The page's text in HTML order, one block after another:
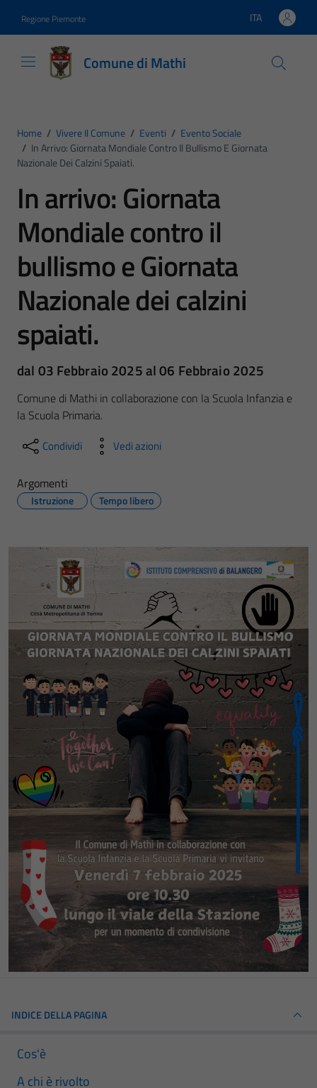
Regione Piemonte Lingua attiva:
ITA
Comune di Mathi
Home / Vivere Il Comune / Eventi / Evento Sociale
/ In Arrivo: Giornata Mondiale Contro Il Bullismo E Giornata
Nazionale Dei Calzini Spaiati.
In arrivo: Giornata
Mondiale contro il
bullismo e Giornata
Nazionale dei calzini
spaiati.
dal 03 Febbraio 2025 al 06 Febbraio 2025
Comune di Mathi in collaborazione con la Scuola Infanzia e
la Scuola Primaria.
Condividi Vedi azioni
Argomenti
Istruzione Tempo libero
INDICE DELLA PAGINA
Cos'è
A chi è rivolto